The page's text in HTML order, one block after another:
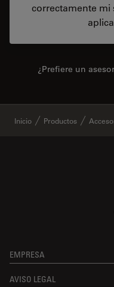
correctamente mi
¿Prefiere un
Inicio Productos
EMPRESA
AVISO LEGAL